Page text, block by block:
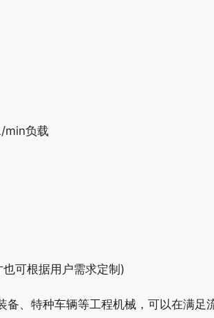
负载
可根据用户需求定制)
特种车辆等工程机械，可以在满足